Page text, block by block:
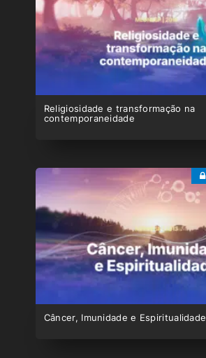
Religiosidade e transformação na
contemporaneidade
Câncer, Imunidade e Espiritualidade